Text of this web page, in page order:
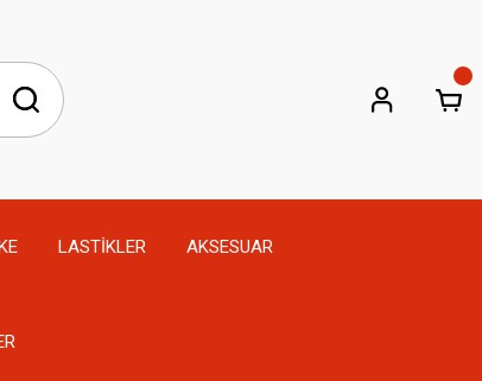
LASTİKLER AKSESUAR